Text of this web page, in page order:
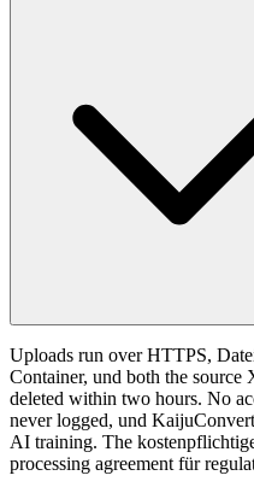
Uploads run over HTTPS,
Container, und both the
deleted within two hours. No
never logged, und
AI training. The
processing agreement für